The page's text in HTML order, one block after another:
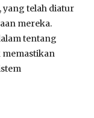
yang telah diatur
mereka.
tentang